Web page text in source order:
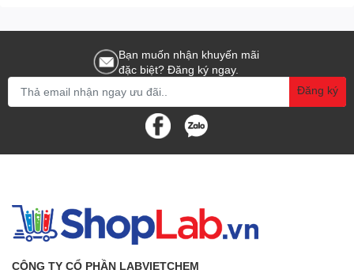
Bạn muốn nhận khuyến mãi
đặc biệt? Đăng ký ngay.
Đăng ký
CÔNG TY CỔ PHẦN LABVIETCHEM